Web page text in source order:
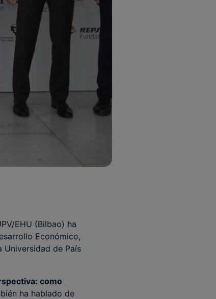
EHU (Bilbao) ha
Económico,
Universidad de País
como
ha hablado de